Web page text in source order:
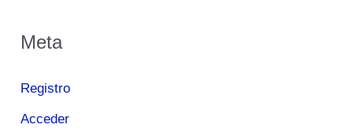
Meta
Registro
Acceder